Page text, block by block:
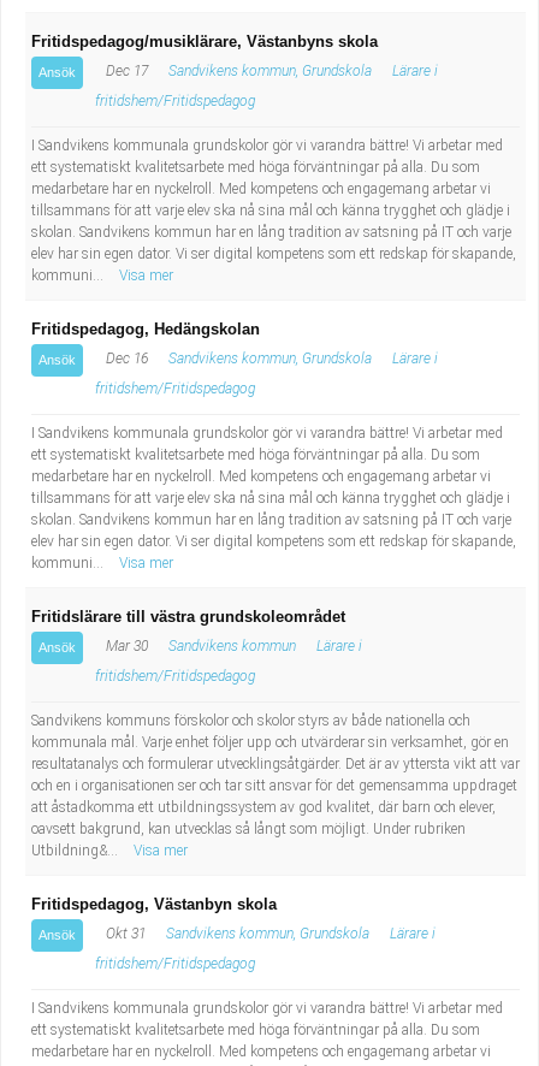
Fritidspedagog/musiklärare, Västanbyns skola
Ansök Dec 17 Sandvikens kommun, Grundskola
Lärare i
fritidshem/Fritidspedagog
I Sandvikens kommunala grundskolor gör vi varandra bättre! Vi arbetar med
ett systematiskt kvalitetsarbete med höga förväntningar på alla. Du som
medarbetare har en nyckelroll. Med kompetens och engagemang arbetar vi
tillsammans för att varje elev ska nå sina mål och känna trygghet och glädje i
skolan. Sandvikens kommun har en lång tradition av satsning på IT och varje
elev har sin egen dator. Vi ser digital kompetens som ett redskap för skapande,
kommuni...
Visa mer
Fritidspedagog, Hedängskolan
Ansök Dec 16 Sandvikens kommun, Grundskola
Lärare i
fritidshem/Fritidspedagog
I Sandvikens kommunala grundskolor gör vi varandra bättre! Vi arbetar med
ett systematiskt kvalitetsarbete med höga förväntningar på alla. Du som
medarbetare har en nyckelroll. Med kompetens och engagemang arbetar vi
tillsammans för att varje elev ska nå sina mål och känna trygghet och glädje i
skolan. Sandvikens kommun har en lång tradition av satsning på IT och varje
elev har sin egen dator. Vi ser digital kompetens som ett redskap för skapande,
kommuni...
Visa mer
Fritidslärare till västra grundskoleområdet
Ansök Mar 30 Sandvikens kommun
Lärare i
fritidshem/Fritidspedagog
Sandvikens kommuns förskolor och skolor styrs av både nationella och
kommunala mål. Varje enhet följer upp och utvärderar sin verksamhet, gör en
resultatanalys och formulerar utvecklingsåtgärder. Det är av yttersta vikt att var
och en i organisationen ser och tar sitt ansvar för det gemensamma uppdraget
att åstadkomma ett utbildningssystem av god kvalitet, där barn och elever,
oavsett bakgrund, kan utvecklas så långt som möjligt. Under rubriken
Utbildning&...
Visa mer
Fritidspedagog, Västanbyn skola
Ansök Okt 31 Sandvikens kommun, Grundskola
Lärare i
fritidshem/Fritidspedagog
I Sandvikens kommunala grundskolor gör vi varandra bättre! Vi arbetar med
ett systematiskt kvalitetsarbete med höga förväntningar på alla. Du som
medarbetare har en nyckelroll. Med kompetens och engagemang arbetar vi